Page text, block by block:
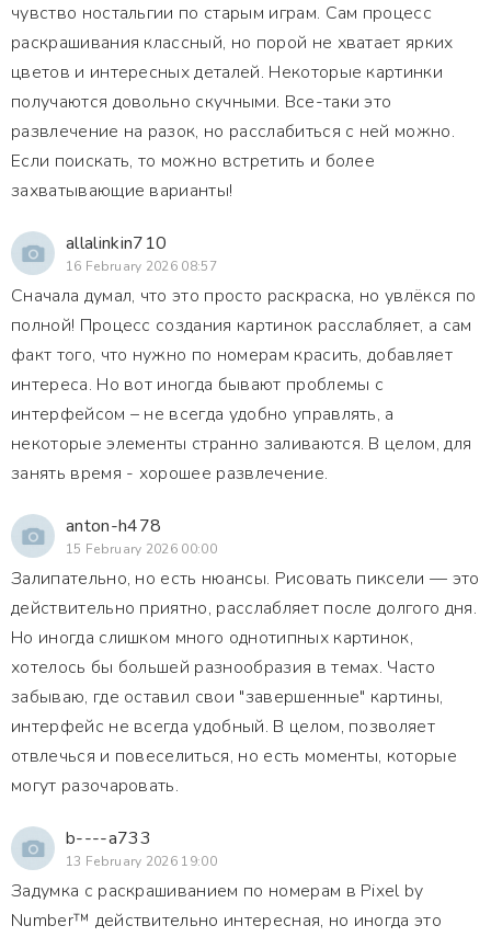
чувство ностальгии по старым играм. Сам процесс
раскрашивания классный, но порой не хватает ярких
цветов и интересных деталей. Некоторые картинки
получаются довольно скучными. Все-таки это
развлечение на разок, но расслабиться с ней можно.
Если поискать, то можно встретить и более
захватывающие варианты!
allalinkin710
16 February 2026 08:57
Сначала думал, что это просто раскраска, но увлёкся по
полной! Процесс создания картинок расслабляет, а сам
факт того, что нужно по номерам красить, добавляет
интереса. Но вот иногда бывают проблемы с
интерфейсом – не всегда удобно управлять, а
некоторые элементы странно заливаются. В целом, для
занять время - хорошее развлечение.
anton-h478
15 February 2026 00:00
Залипательно, но есть нюансы. Рисовать пиксели — это
действительно приятно, расслабляет после долгого дня.
Но иногда слишком много однотипных картинок,
хотелось бы большей разнообразия в темах. Часто
забываю, где оставил свои "завершенные" картины,
интерфейс не всегда удобный. В целом, позволяет
отвлечься и повеселиться, но есть моменты, которые
могут разочаровать.
b----a733
13 February 2026 19:00
Задумка с раскрашиванием по номерам в Pixel by
Number™ действительно интересная, но иногда это